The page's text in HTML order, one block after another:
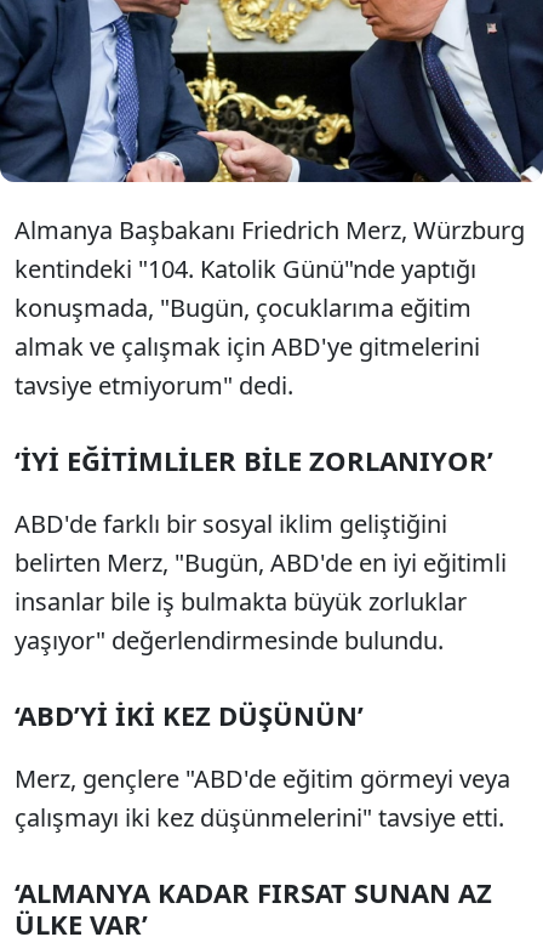
almak ve çalışmak için ABD'ye gitmelerini tavsiye
etmiyorum. ABD'de en iyi eğitimli insanlar bile iş
bulmakta büyük zorluklar yaşıyor. ABD'de eğitim
görmeyi veya çalışmayı iki kez düşünmelisiniz”
dedi.
Almanya Başbakanı Friedrich Merz, Würzburg
kentindeki "104. Katolik Günü"nde yaptığı
konuşmada, "Bugün, çocuklarıma eğitim
almak ve çalışmak için ABD'ye gitmelerini
tavsiye etmiyorum" dedi.
‘İYİ EĞİTİMLİLER BİLE ZORLANIYOR’
ABD'de farklı bir sosyal iklim geliştiğini
belirten Merz, "Bugün, ABD'de en iyi eğitimli
insanlar bile iş bulmakta büyük zorluklar
yaşıyor" değerlendirmesinde bulundu.
‘ABD’Yİ İKİ KEZ DÜŞÜNÜN’
Merz, gençlere "ABD'de eğitim görmeyi veya
çalışmayı iki kez düşünmelerini" tavsiye etti.
‘ALMANYA KADAR FIRSAT SUNAN AZ
ÜLKE VAR’